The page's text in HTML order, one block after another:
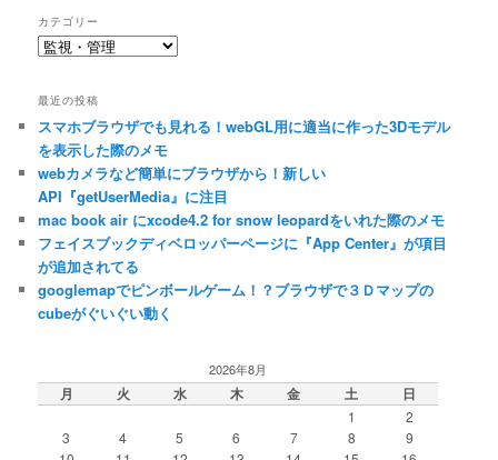
カテゴリー
カ
リ
ー
最近の投稿
スマホブラウザでも見れる！webGL用に適当に作った3Dモデル
を表示した際のメモ
webカメラなど簡単にブラウザから！新しい
API『getUserMedia』に注目
mac book air にxcode4.2 for snow leopardをいれた際のメモ
フェイスブックディベロッパーページに『App Center』が項目
が追加されてる
googlemapでピンボールゲーム！？ブラウザで３Ｄマップの
cubeがぐいぐい動く
2026年8月
月 火 水 木 金 土 日
1
2
3
4 5 6 7 8
9